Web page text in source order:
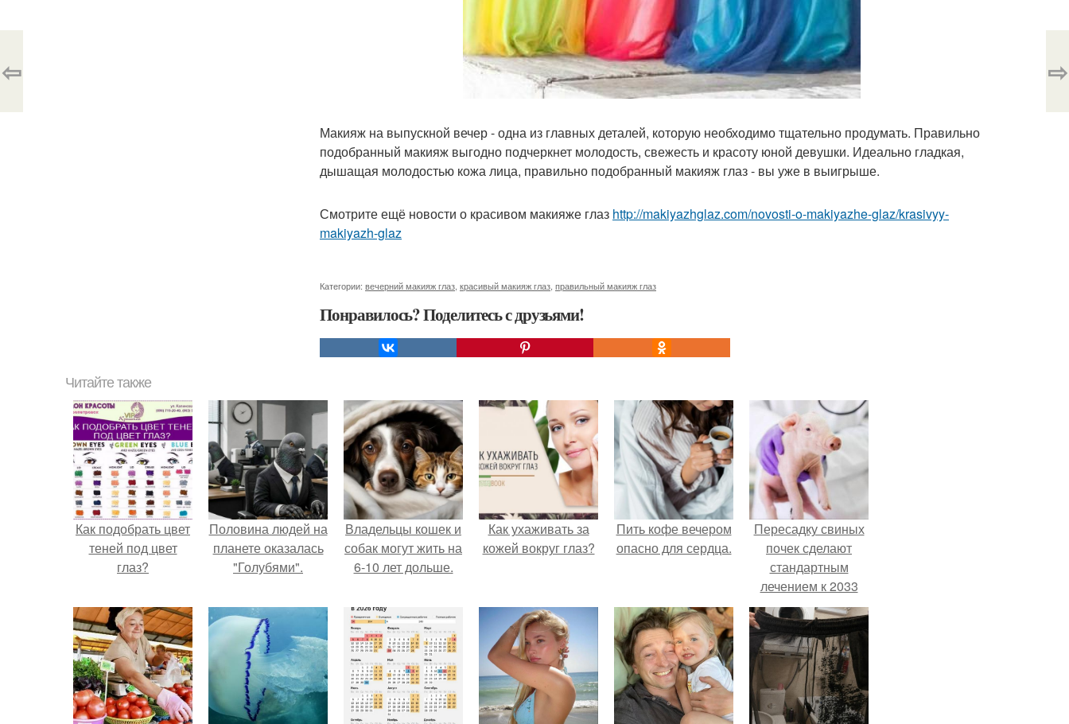
Макияж на выпускной вечер - одна из главных деталей, которую необходимо тщательно продумать. Правильно
подобранный макияж выгодно подчеркнет молодость, свежесть и красоту юной девушки. Идеально гладкая,
дышащая молодостью кожа лица, правильно подобранный макияж глаз - вы уже в выигрыше.
Смотрите ещё новости о красивом макияже глаз http://makiyazhglaz.com/novosti-o-makiyazhe-glaz/krasivyy-
makiyazh-glaz
Категории: вечерний макияж глаз красивый макияж глаз правильный макияж глаз
Понравилось? Поделитесь с друзьями!
⇦ ⇨
Читайте также
Как подобрать цвет
теней под цвет
глаз?
Половина людей на
планете оказалась
"Голубями".
Владельцы кошек и
собак могут жить на
6-10 лет дольше.
Как ухаживать за
кожей вокруг глаз?
Пить кофе вечером
опасно для сердца.
Пересадку свиных
почек сделают
стандартным
лечением к 2033
году в Японии.